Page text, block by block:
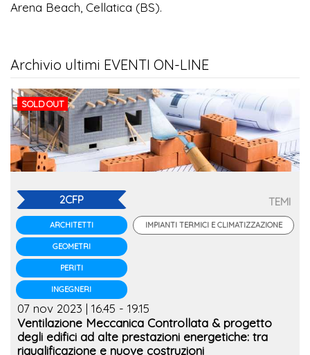
Arena Beach, Cellatica (BS).
Archivio ultimi EVENTI ON-LINE
SOLD OUT
2CFP
ARCHITETTI
GEOMETRI
PERITI
INGEGNERI
TEMI
IMPIANTI TERMICI E CLIMATIZZAZIONE
07 nov 2023 | 16.45 - 19.15
Ventilazione Meccanica Controllata & progetto
degli edifici ad alte prestazioni energetiche: tra
riqualificazione e nuove costruzioni